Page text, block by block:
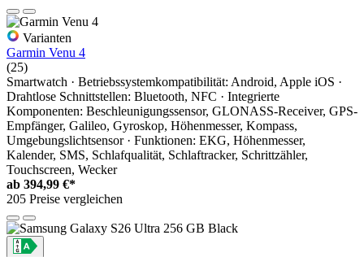
Varianten
Garmin Venu 4
(25)
Smartwatch · Betriebssystemkompatibilität: Android, Apple iOS ·
Drahtlose Schnittstellen: Bluetooth, NFC · Integrierte
Komponenten: Beschleunigungssensor, GLONASS-Receiver, GPS-
Empfänger, Galileo, Gyroskop, Höhenmesser, Kompass,
Umgebungslichtsensor · Funktionen: EKG, Höhenmesser,
Kalender, SMS, Schlafqualität, Schlaftracker, Schrittzähler,
Touchscreen, Wecker
ab 394,99 €*
205 Preise vergleichen